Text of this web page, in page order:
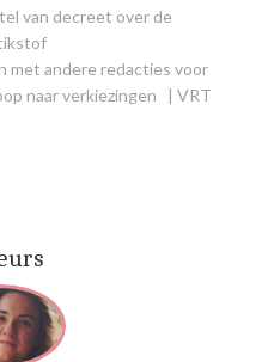
van decreet over de
met andere redacties voor
naar verkiezingen | VRT